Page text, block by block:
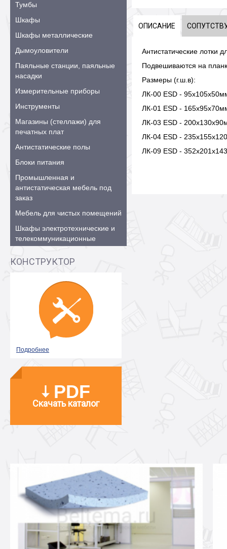
Тумбы
Шкафы
Шкафы металлические
Дымоуловители
Паяльные станции, паяльные
насадки
Измерительные приборы
Инструменты
Магазины (стеллажи) для
печатных плат
Антистатические полы
Блоки питания
Промышленная и
антистатическая мебель под
заказ
Мебель для чистых помещений
Шкафы электротехнические и
телекоммуникационные
КОНСТРУКТОР
Подробнее
PDF
Скачать каталог
ОПИСАНИЕ
Антистатические лотки
Подвешиваются на
Размеры (г.ш.в):
ЛК-00 ESD -
ЛК-01 ESD - 16
ЛК-03 ESD -
ЛК-04 ESD -
ЛК-09 ESD -